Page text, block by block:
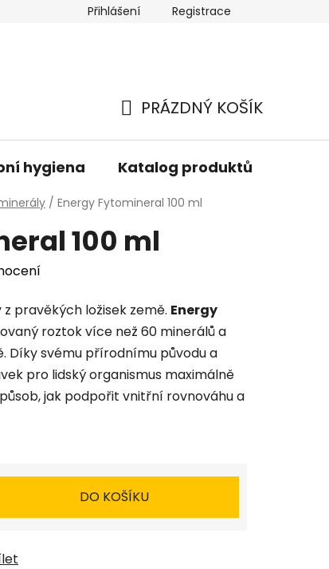
Přihlášení Registrace
KOŠÍK
PRÁZDNÝ KOŠÍK
hygiena Katalog produktů
/ Energy Fytomineral 100 ml
100 ml
pravěkých ložisek země. Energy
roztok více než 60 minerálů a
Díky svému přírodnímu původu a
pro lidský organismus maximálně
jak podpořit vnitřní rovnováhu a
DO KOŠÍKU